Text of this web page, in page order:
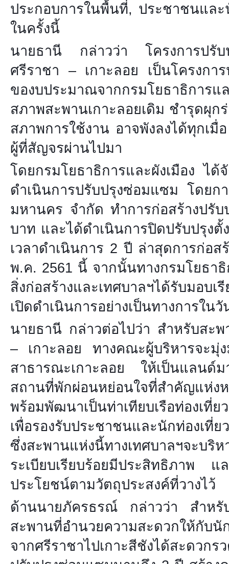
ประกอบการในพื้นที่, ประชาชนและ
ในครั้งนี้
นายธานี กล่าวว่า โครงการปรับป
ศรีราชา – เกาะลอย เป็นโครงการ
ของบประมาณจากกรมโยธาธิการ
สภาพสะพานเกาะลอยเดิม ชำรุดผุ
สภาพการใช้งาน อาจพังลงได้ทุกเมื่
ผู้ที่สัญจรผ่านไปมา
โดยกรมโยธาธิการและผังเมือง ไ
ดำเนินการปรับปรุงซ่อมแซม โดยก
มหานคร จำกัด ทำการก่อสร้างปรับ
บาท และได้ดำเนินการปิดปรับปรุงตั้
เวลาดำเนินการ 2 ปี ล่าสุดการก่อส
พ.ค. 2561 นี้ จากนั้นทางกรมโยธา
สิ่งก่อสร้างและเทศบาลฯได้รับมอบเ
เปิดดำเนินการอย่างเป็นทางการใน
นายธานี กล่าวต่อไปว่า สำหรับสะพ
– เกาะลอย ทางคณะผู้บริหารจะ
สาธารณะเกาะลอย ให้เป็นแลนด์
สถานที่พักผ่อนหย่อนใจที่สำคัญแห่ง
พร้อมพัฒนาเป็นท่าเทียบเรือท่องเที่ย
เพื่อรองรับประชาชนและนักท่องเที่
ซึ่งสะพานแห่งนี้ทางเทศบาลฯจะบริห
ระเบียบเรียบร้อยมีประสิทธิภาพ แ
ประโยชน์ตามวัตถุประสงค์ที่วางไว้
ด้านนายภัครธรณ์ กล่าวว่า สำหรั
สะพานที่อำนวยความสะดวกให้กับนั
จากศรีราชาไปเกาะสีชังได้สะดว